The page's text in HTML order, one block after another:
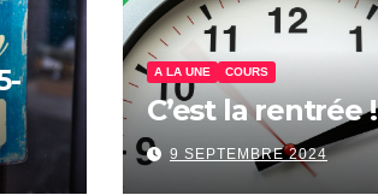
A LA UNE COURS
C’est la rentrée !
9 SEPTEMBRE 2024